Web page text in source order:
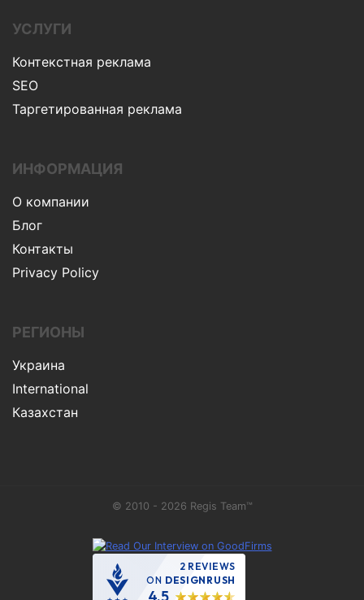
УСЛУГИ
Контекстная реклама
SEO
Таргетированная реклама
ИНФОРМАЦИЯ
О компании
Блог
Контакты
Privacy Policy
РЕГИОНЫ
Украина
International
Казахстан
© 2010 - 2026 Regis Team™
2 REVIEWS
ON DESIGNRUSH